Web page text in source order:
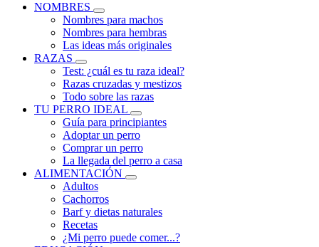
NOMBRES
Nombres para machos
Nombres para hembras
Las ideas más originales
RAZAS
Test: ¿cuál es tu raza ideal?
Razas cruzadas y mestizos
Todo sobre las razas
TU PERRO IDEAL
Guía para principiantes
Adoptar un perro
Comprar un perro
La llegada del perro a casa
ALIMENTACIÓN
Adultos
Cachorros
Barf y dietas naturales
Recetas
¿Mi perro puede comer...?